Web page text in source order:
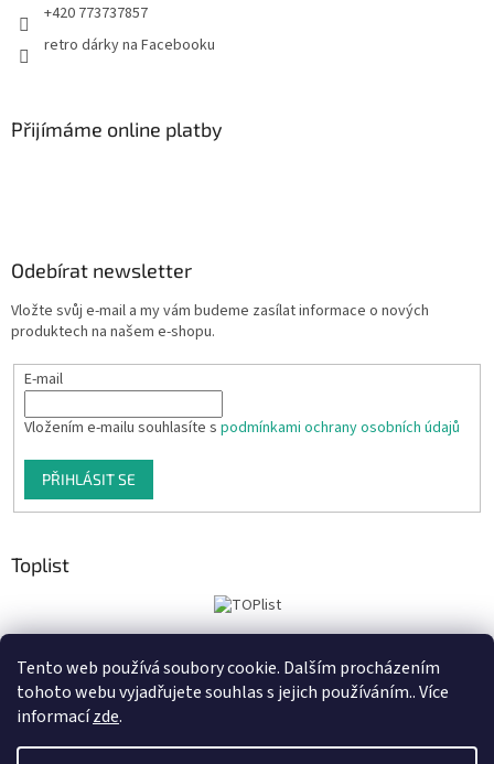
Tento web používá soubory cookie. Dalším procházením
tohoto webu vyjadřujete souhlas s jejich používáním.. Více
informacízde.
+420 773737857
retro dárky na Facebooku
Přijímáme online platby
Odebírat newsletter
Vložte svůj e-mail a my vám budeme zasílat informace o nových
produktech na našem e-shopu.
E-mail
Vložením e-mailu souhlasíte s podmínkami ochrany osobních údajů
PŘIHLÁSIT SE
Toplist
Tiskoteka.cz Krowki.cz Cedule-Cedulky.cz